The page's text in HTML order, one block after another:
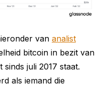
van analist
bitcoin in bezit van
juli 2017 staat.
als iemand die